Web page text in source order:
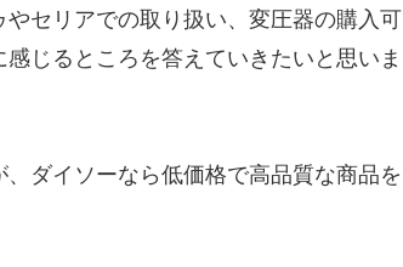
セリアでの取り扱い、変圧器の購入可
じるところを答えていきたいと思いま
ダイソーなら低価格で高品質な商品を